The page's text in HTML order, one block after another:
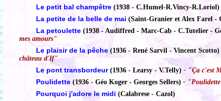
Le petit bal champêtre (1938 - C.Humel-R.Vincy-R.Loriol)
La petite de la belle de mai (Saint-Granier et Alex Farel -
La petoulette (1938 - Audiffred - Marc-Cab - C.Tutelier -
mes amours"
Le plaisir de la pêche (1936 - René Sarvil - Vincent Scotto)
château d'If"
Le pont transbordeur (1936 - Learsy - V.Telly) - "Ça c'est
Poulidette (1936 - Géo Koger - Georges Sellers) -
Pourquoi j'adore le midi (Calabrese - Cazol)